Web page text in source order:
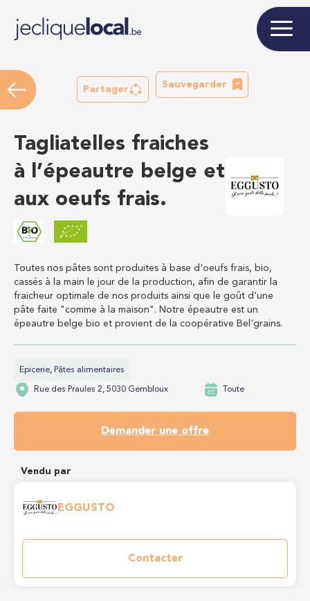
Partager
Sauvegarder
Tagliatelles fraiches
à l’épeautre belge et
aux oeufs frais.
Toutes nos pâtes sont produites à base d'oeufs frais, bio,
cassés à la main le jour de la production, afin de garantir la
fraicheur optimale de nos produits ainsi que le goût d'une
pâte faite "comme à la maison". Notre épeautre est un
épeautre belge bio et provient de la coopérative Bel'grains.
Epicerie, Pâtes alimentaires
Rue des Praules 2, 5030 Gembloux Toute
Demander une offre
Vendu par
EGGUSTO
Contacter